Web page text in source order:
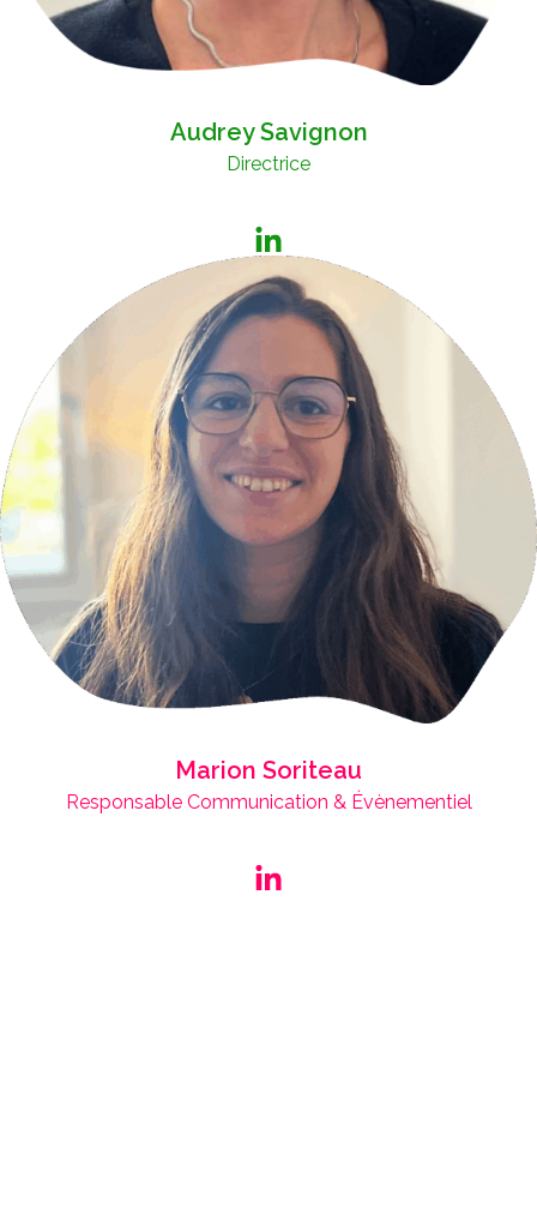
Audrey Savignon
Directrice
Marion Soriteau
Responsable Communication & Évènementiel